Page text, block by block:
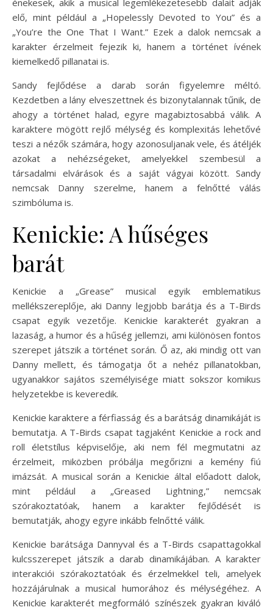
elő, mint például a „Hopelessly Devoted to You” és a
„You’re the One That I Want.” Ezek a dalok nemcsak a
karakter érzelmeit fejezik ki, hanem a történet ívének
kiemelkedő pillanatai is.
Sandy fejlődése a darab során figyelemre méltó.
Kezdetben a lány elveszettnek és bizonytalannak tűnik, de
ahogy a történet halad, egyre magabiztosabbá válik. A
karaktere mögött rejlő mélység és komplexitás lehetővé
teszi a nézők számára, hogy azonosuljanak vele, és átéljék
azokat a nehézségeket, amelyekkel szembesül a
társadalmi elvárások és a saját vágyai között. Sandy
nemcsak Danny szerelme, hanem a felnőtté válás
szimbóluma is.
Kenickie: A hűséges
barát
Kenickie a „Grease” musical egyik emblematikus
mellékszereplője, aki Danny legjobb barátja és a T-Birds
csapat egyik vezetője. Kenickie karakterét gyakran a
lazaság, a humor és a hűség jellemzi, ami különösen fontos
szerepet játszik a történet során. Ő az, aki mindig ott van
Danny mellett, és támogatja őt a nehéz pillanatokban,
ugyanakkor sajátos személyisége miatt sokszor komikus
helyzetekbe is keveredik.
Kenickie karaktere a férfiasság és a barátság dinamikáját is
bemutatja. A T-Birds csapat tagjaként Kenickie a rock and
roll életstílus képviselője, aki nem fél megmutatni az
érzelmeit, miközben próbálja megőrizni a kemény fiú
imázsát. A musical során a Kenickie által előadott dalok,
mint például a „Greased Lightning,” nemcsak
szórakoztatóak, hanem a karakter fejlődését is
bemutatják, ahogy egyre inkább felnőtté válik.
Kenickie barátsága Dannyval és a T-Birds csapattagokkal
kulcsszerepet játszik a darab dinamikájában. A karakter
interakciói szórakoztatóak és érzelmekkel teli, amelyek
hozzájárulnak a musical humorához és mélységéhez. A
Kenickie karakterét megformáló színészek gyakran kiváló